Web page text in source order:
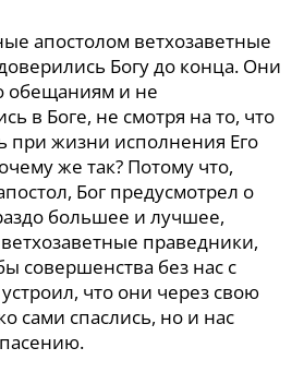
апостолом ветхозаветные
Богу до конца. Они
обещаниям и не
в Боге, не смотря на то, что
при жизни исполнения Его
же так? Потому что,
Бог предусмотрел о
большее и лучшее,
праведники,
совершенства без нас с
что они через свою
сами спаслись, но и нас